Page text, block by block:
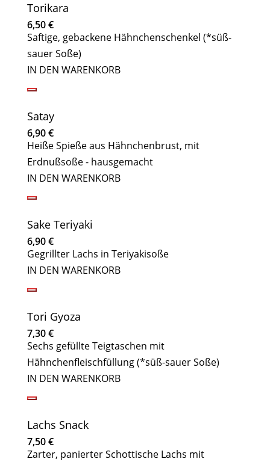
Torikara
6,50€
Saftige, gebackene Hähnchenschenkel (*süß-
sauer Soße)
IN DEN WARENKORB
Satay
6,90€
Heiße Spieße aus Hähnchenbrust, mit
Erdnußsoße - hausgemacht
IN DEN WARENKORB
Sake Teriyaki
6,90€
Gegrillter Lachs in Teriyakisoße
IN DEN WARENKORB
Tori Gyoza
7,30€
Sechs gefüllte Teigtaschen mit
Hähnchenfleischfüllung (*süß-sauer Soße)
IN DEN WARENKORB
Lachs Snack
7,50€
Zarter, panierter Schottische Lachs mit